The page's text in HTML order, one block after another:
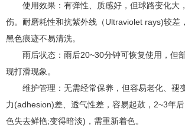
使用效果：有弹性、质感好，但球路变化大
伤。耐磨耗性和抗紫外线（Ultraviolet rays)较差
黑色痕迹不易清洗。
雨后状态：雨后20~30分钟可恢复使用，但
现打滑现象。
维护管理：无需经常保养，但容易老化、褪
力(adhesion)差、透气性差，容易起鼓，2~3年
色失去鲜艳;变得暗淡)，需重新着色。